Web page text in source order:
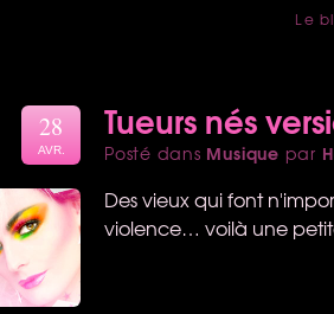
Le
Tueurs nés
Posté dans Musique par
28
AVR.
Des vieux qui font
violence… voilà une